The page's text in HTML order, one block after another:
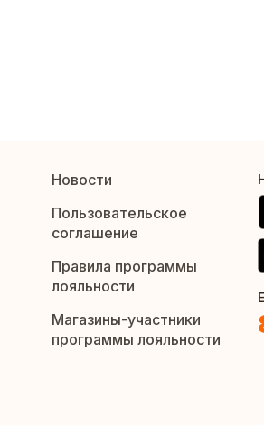
Новости
Пользовательское
соглашение
Правила программы
лояльности
Магазины-участники
программы лояльности